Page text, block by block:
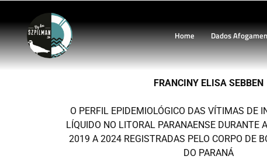
Home Dados
FRANCINY ELISA SEBBEN
O PERFIL EPIDEMIOLÓGICO DAS VÍTIMAS DE
LÍQUIDO NO LITORAL PARANAENSE DURANTE
2019 A 2024 REGISTRADAS PELO CORPO DE
DO PARANÁ